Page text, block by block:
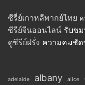
ซีรี่ย์เกาหลีพากย์ไทย ค
ซีรีย์จีนออนไลน์ รับช
ดูซีรีย์ฝรั่ง ความคมชัด
adelaide albany alice